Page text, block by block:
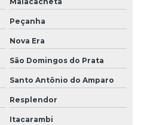
Peçanha
Nova Era
São Domingos do Prata
Santo Antônio do Amparo
Resplendor
Itacarambi